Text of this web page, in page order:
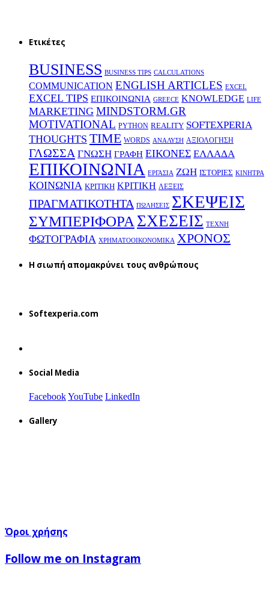
Ετικέτες
BUSINESS BUSINESS TIPS CALCULATIONS
COMMUNICATION ENGLISH ARTICLES EXCEL
EXCEL TIPS EΠΙΚΟΙΝΩΝΙΑ GREECE KNOWLEDGE LIFE
MARKETING MINDSTORM.GR
MOTIVATIONAL PYTHON REALITY SOFTEXPERIA
THOUGHTS TIME WORDS ΑΝΑΛΥΣΗ ΑΞΙΟΛΟΓΗΣΗ
ΓΛΩΣΣΑ ΓΝΩΣΗ ΓΡΑΦΗ ΕΙΚΟΝΕΣ ΕΛΛΑΔΑ
ΕΠΙΚΟΙΝΩΝΙΑ ΕΡΓΑΣΙΑ ΖΩΗ ΙΣΤΟΡΙΕΣ ΚΙΝΗΤΡΑ
ΚΟΙΝΩΝΙΑ ΚΡΙΤΙΚΗ ΚΡΙΤΙΚΗ ΛΕΞΕΙΣ
ΠΡΑΓΜΑΤΙΚΟΤΗΤΑ ΠΩΛΗΣΕΙΣ ΣΚΕΨΕΙΣ
ΣΥΜΠΕΡΙΦΟΡΑΣΧΕΣΕΙΣ ΤΕΧΝΗ
ΦΩΤΟΓΡΑΦΙΑ ΧΡΗΜΑΤΟΟΙΚΟΝΟΜΙΚΑ ΧΡΟΝΟΣ
H σιωπή απομακρύνει τους ανθρώπους
Softexperia.com
Social Media
FacebookYouTube LinkedIn
Gallery
Όροι χρήσης
Follow me on Instagram